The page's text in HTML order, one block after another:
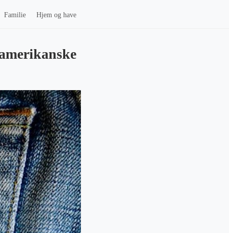
Familie Hjem og have